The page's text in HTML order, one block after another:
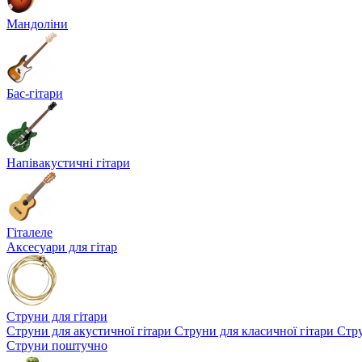
Мандоліни
Бас-гітари
Напівакустичні гітари
Гіталеле
Аксесуари для гітар
Струни для гітари
Струни для акустичної гітари Струни для класичної гітари
Струни поштучно